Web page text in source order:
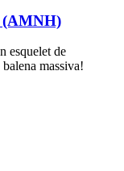
(AMNH)
esquelet de
massiva!